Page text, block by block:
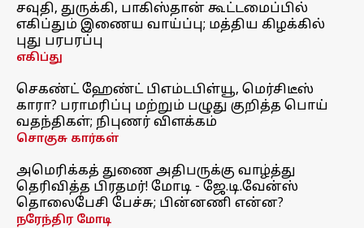
சவுதி, துருக்கி, பாகிஸ்தான் கூட்டமைப்பில்
எகிப்தும் இணைய வாய்ப்பு; மத்திய கிழக்கில்
புது பரபரப்பு
எகிப்து
செகண்ட் ஹேண்ட் பிஎம்டபிள்யூ, மெர்சிடீஸ்
காரா? பராமரிப்பு மற்றும் பழுது குறித்த பொய்
வதந்திகள்; நிபுணர் விளக்கம்
சொகுசு கார்கள்
அமெரிக்கத் துணை அதிபருக்கு வாழ்த்து
தெரிவித்த பிரதமர்! மோடி - ஜே.டி.வேன்ஸ்
தொலைபேசி பேச்சு; பின்னணி என்ன?
நரேந்திர மோடி